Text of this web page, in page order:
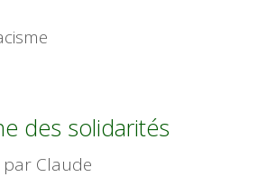
des solidarités
par Claude